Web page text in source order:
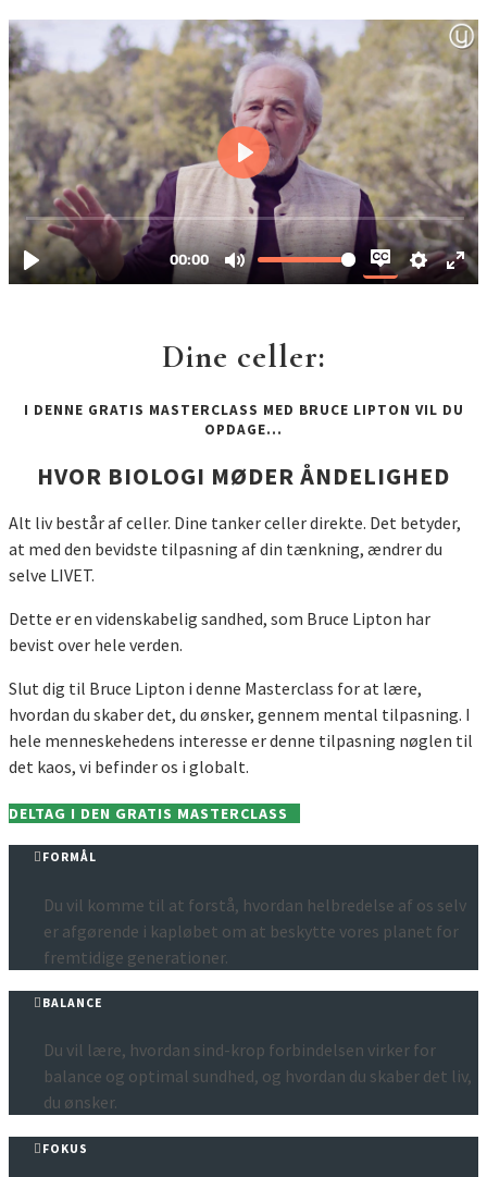
Dine celler:
I DENNE GRATIS MASTERCLASS MED BRUCE LIPTON VIL DU
OPDAGE…
HVOR BIOLOGI MØDER ÅNDELIGHED
Alt liv består af celler. Dine tanker celler direkte. Det betyder,
at med den bevidste tilpasning af din tænkning, ændrer du
selve LIVET.
Dette er en videnskabelig sandhed, som Bruce Lipton har
bevist over hele verden.
Slut dig til Bruce Lipton i denne Masterclass for at lære,
hvordan du skaber det, du ønsker, gennem mental tilpasning. I
hele menneskehedens interesse er denne tilpasning nøglen til
det kaos, vi befinder os i globalt.
DELTAG I DEN GRATIS MASTERCLASS
FORMÅL
Du vil komme til at forstå, hvordan helbredelse af os selv
er afgørende i kapløbet om at beskytte vores planet for
fremtidige generationer.
BALANCE
Du vil lære, hvordan sind-krop forbindelsen virker for
balance og optimal sundhed, og hvordan du skaber det liv,
du ønsker.
FOKUS